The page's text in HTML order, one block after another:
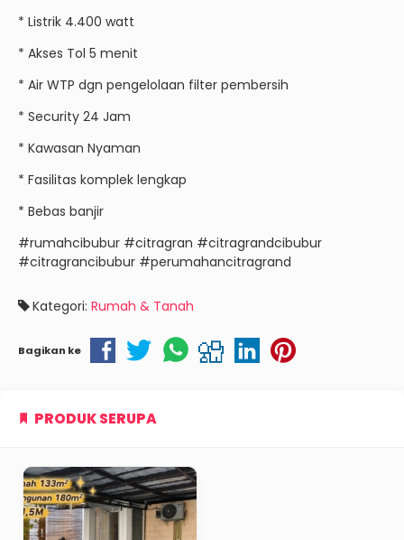
* Listrik 4.400 watt
* Akses Tol 5 menit
* Air WTP dgn pengelolaan filter pembersih
* Security 24 Jam
* Kawasan Nyaman
* Fasilitas komplek lengkap
* Bebas banjir
#rumahcibubur #citragran #citragrandcibubur
#citragrancibubur #perumahancitragrand
Kategori: Rumah & Tanah
Bagikan ke
PRODUK SERUPA